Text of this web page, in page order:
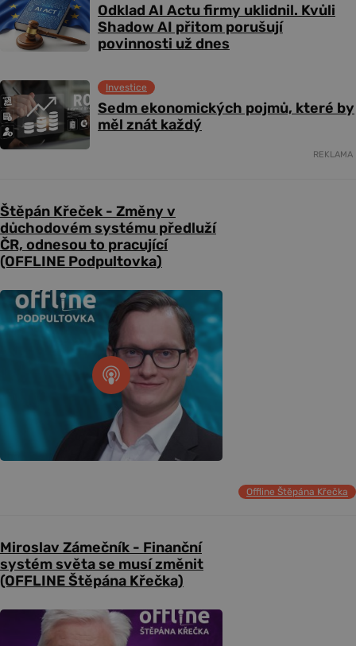
Odklad AI Actu firmy uklidnil. Kvůli
Shadow AI přitom porušují
povinnosti už dnes
Sedm ekonomických pojmů, které by
měl znát každý
Investice
REKLAMA
Štěpán Křeček - Změny v
důchodovém systému předluží
ČR, odnesou to pracující
(OFFLINE Podpultovka)
Offline Štěpána Křečka
Miroslav Zámečník - Finanční
systém světa se musí změnit
(OFFLINE Štěpána Křečka)